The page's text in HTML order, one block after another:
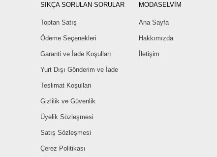
SIKÇA SORULAN SORULAR
Toptan Satış
Ödeme Seçenekleri
Garanti ve İade Koşulları
Yurt Dışı Gönderim ve İade
Teslimat Koşulları
Gizlilik ve Güvenlik
Üyelik Sözleşmesi
Satış Sözleşmesi
Çerez Politikası
MODASELVİM
Ana Sayfa
Hakkımızda
İletişim